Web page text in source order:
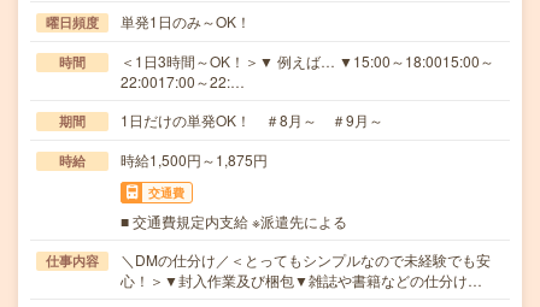
曜日頻度 単発1日のみ～OK！
時間
＜1日3時間～OK！＞▼ 例えば… ▼15:00～18:0015:00～
22:0017:00～22:…
期間 1日だけの単発OK！ ＃8月～ ＃9月～
時給 時給1,500円～1,875円
交通費
■ 交通費規定内支給 ※派遣先による
仕事内容
＼DMの仕分け／＜とってもシンプルなので未経験でも安
心！＞▼封入作業及び梱包▼雑誌や書籍などの仕分け…